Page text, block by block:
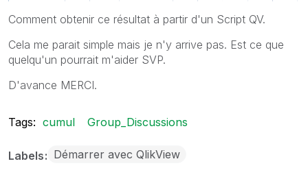
Comment obtenir ce résultat à partir d'un Script QV.
Cela me parait simple mais je n'y arrive pas. Est ce que
quelqu'un pourrait m'aider SVP.
D'avance MERCI.
Tags: cumul Group_Discussions
Labels Démarrer avec QlikView